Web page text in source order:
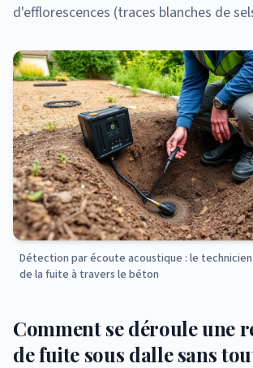
d'efflorescences (traces blanches de
Détection par écoute acoustique : le
de la fuite à travers le béton
Comment se déroule une
de fuite sous dalle sans